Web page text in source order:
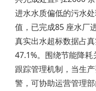
进水水质偏低的污水
值，已完成85 座水厂
真实出水超标数据占
47.1%。围绕节能降
跟踪管理机制，当生
警，可协助运营管理